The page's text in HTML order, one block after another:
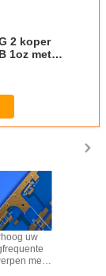
2 koper
1oz met
uw
met